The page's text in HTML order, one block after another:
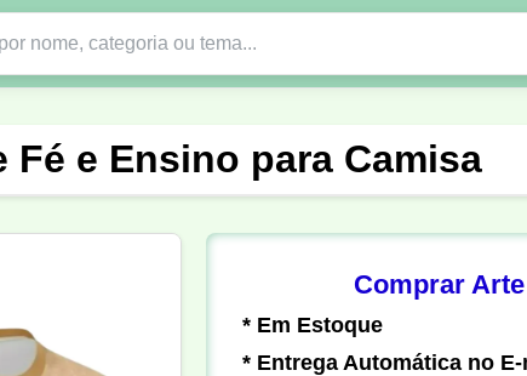
Vôlei
Pedagogia Biologia Geografia História
Fé e Ensino para Camisa
Comprar
* Em Estoque
* Entrega Automática no